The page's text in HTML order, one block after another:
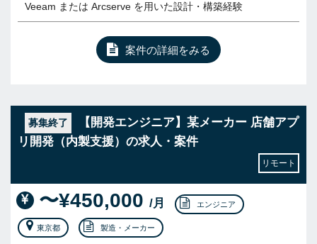
Veeam または Arcserve を用いた設計・構築経験
案件の詳細をみる
募集終了
【開発エンジニア】某メーカー 店舗アプ
リ開発（内製支援）の求人・案件
リモート
〜¥450,000 /月 エンジニア
東京都 製造・メーカー